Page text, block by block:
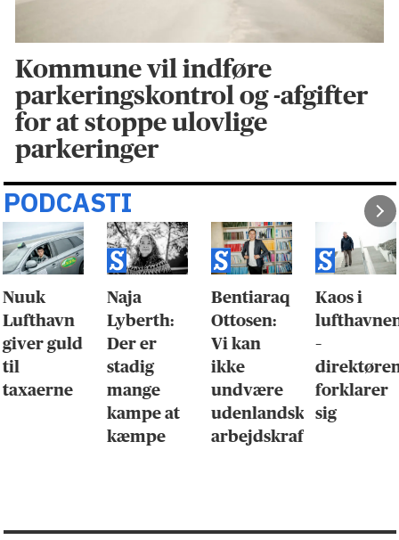
Kommune vil indføre
parkeringskontrol og -afgifter
for at stoppe ulovlige
parkeringer
PODCASTI
Nuuk
Lufthavn
giver guld
til
taxaerne
Naja
Lyberth:
Der er
stadig
mange
kampe at
kæmpe
Bentiaraq
Ottosen:
Vi kan
ikke
undvære
udenlandsk
arbejdskraft
Kaos i
–
forklarer
sig